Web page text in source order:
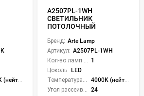
A2507PL-1WH
СВЕТИЛЬНИК
ПОТОЛОЧНЫЙ
Бренд: Arte Lamp
Артикул: A2507PL-1WH
1
Цоколь: LED
4000K (нейтральный)
24